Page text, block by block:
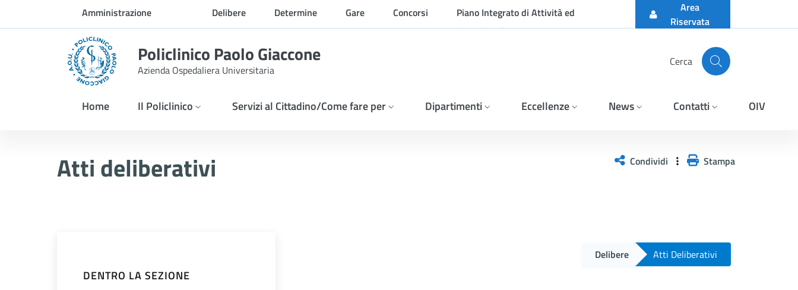
Skip to Main ContentAmministrazione
trasparente
Delibere Determine Gare Concorsi
Piano Integrato di Attività ed
Organizzazione
Area
Riservata
Policlinico Paolo Giaccone
Azienda Ospedaliera Universitaria
Cerca
Home Il Policlinico Servizi al Cittadino/Come fare per Dipartimenti Eccellenze News Contatti OIV
Atti deliberativi Condividi Stampa
DENTRO LA SEZIONE
Delibere Atti Deliberativi